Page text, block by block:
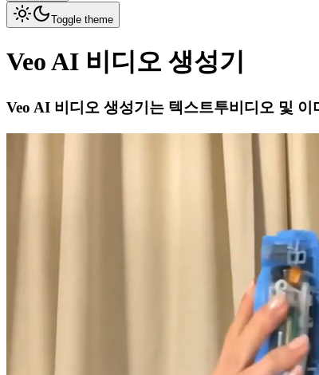
Toggle theme
Veo AI 비디오 생성기
Veo AI 비디오 생성기는 텍스트투비디오 및